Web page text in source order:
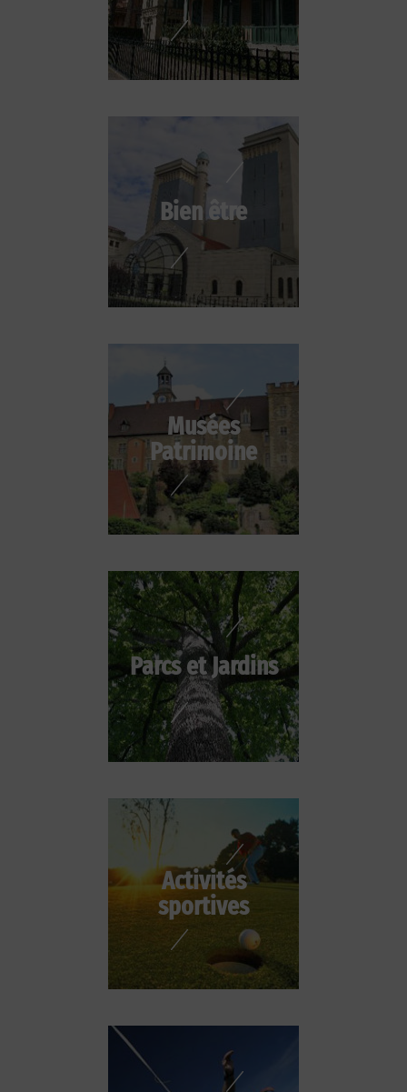
Bien être
Musées
Patrimoine
Parcs et Jardins
Activités
sportives